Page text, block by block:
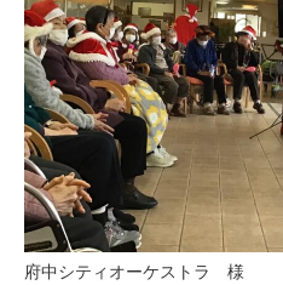
府中シティオーケストラ 様